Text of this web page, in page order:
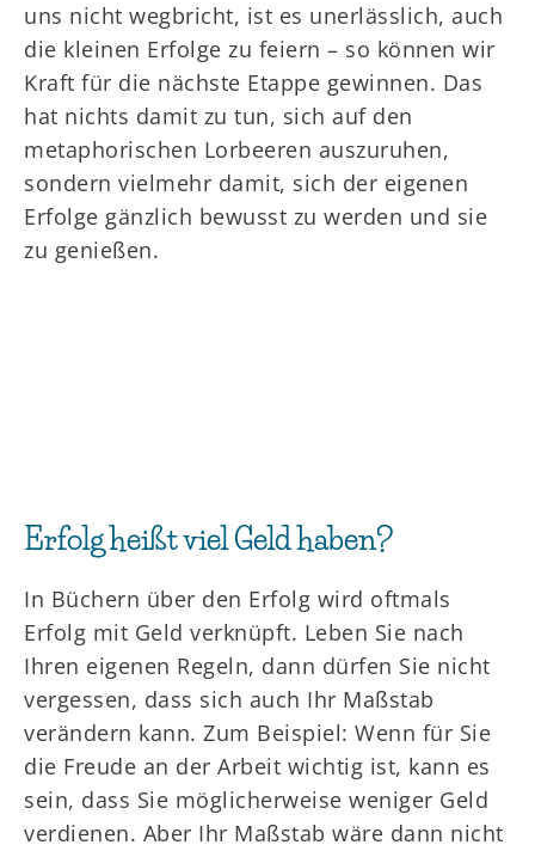
uns nicht wegbricht, ist es unerlässlich, auch
die kleinen Erfolge zu feiern – so können wir
Kraft für die nächste Etappe gewinnen. Das
hat nichts damit zu tun, sich auf den
metaphorischen Lorbeeren auszuruhen,
sondern vielmehr damit, sich der eigenen
Erfolge gänzlich bewusst zu werden und sie
zu genießen.
Erfolg heißt viel Geld haben?
In Büchern über den Erfolg wird oftmals
Erfolg mit Geld verknüpft. Leben Sie nach
Ihren eigenen Regeln, dann dürfen Sie nicht
vergessen, dass sich auch Ihr Maßstab
verändern kann. Zum Beispiel: Wenn für Sie
die Freude an der Arbeit wichtig ist, kann es
sein, dass Sie möglicherweise weniger Geld
verdienen. Aber Ihr Maßstab wäre dann nicht